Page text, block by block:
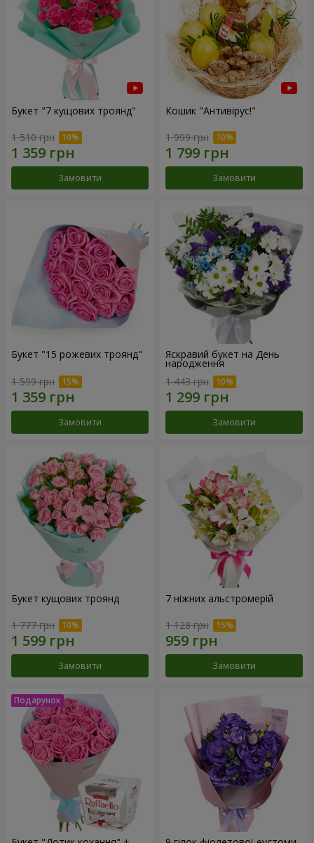
Букет "7 кущових троянд"
1 510 грн
Замовити
Кошик "Антивірус!"
1 999 грн
Замовити
Букет "15 рожевих троянд"
1 599 грн
Замовити
Яскравий букет на День
народження
1 443 грн
Замовити
Букет кущових троянд
1 777 грн
Замовити
7 ніжних альстромерій
1 128 грн
Замовити